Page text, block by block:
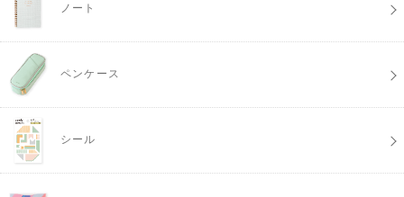
ノート
ペンケース
シール